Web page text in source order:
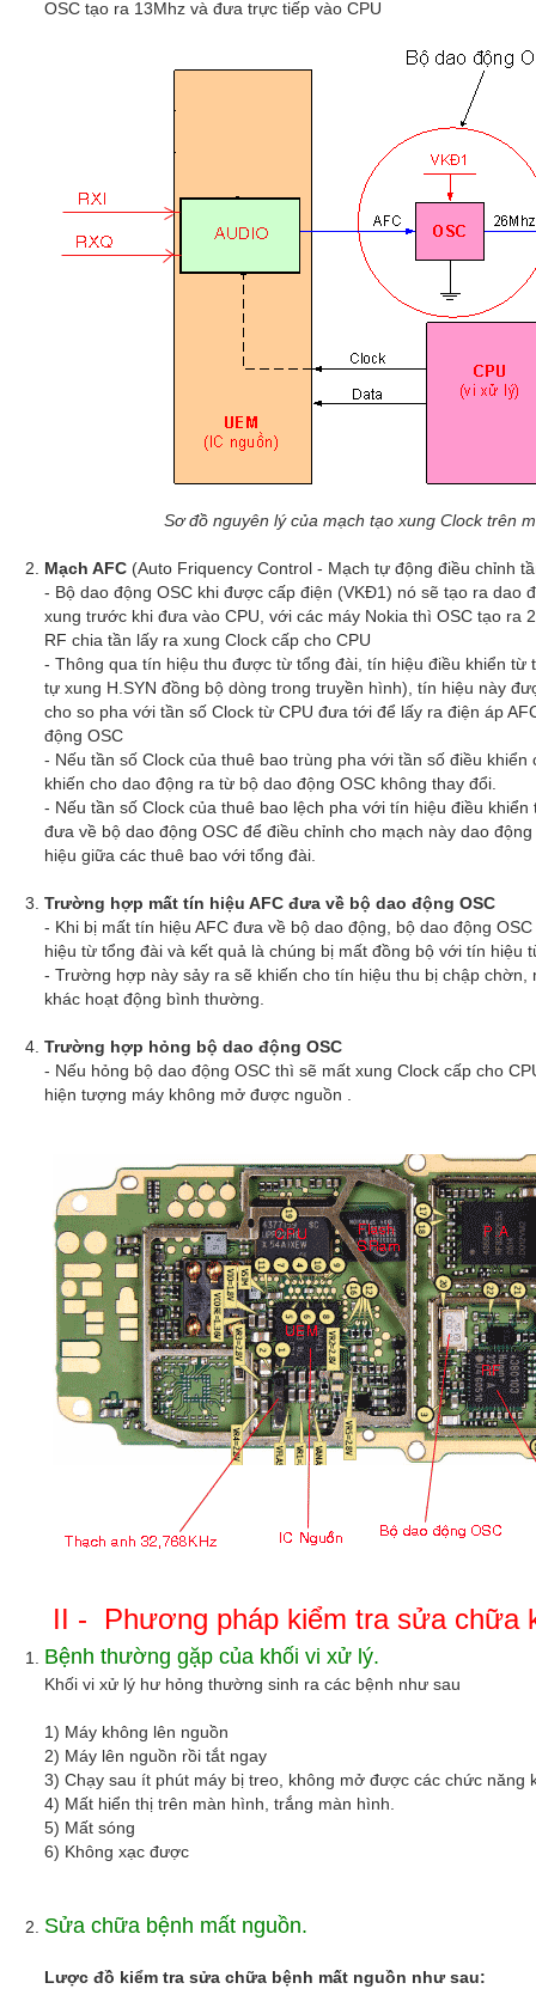
OSC tạo ra 13Mhz và đưa trực tiếp vào CPU
Sơ đồ nguyên lý của mạch tạo xung Clock trên
Mạch AFC (Auto Friquency Control - Mạch tự động điều chỉnh
- Bộ dao động OSC khi được cấp điện (VKĐ1) nó sẽ tạo ra dao
xung trước khi đưa vào CPU, với các máy Nokia thì OSC tạo ra
RF chia tần lấy ra xung Clock cấp cho CPU
- Thông qua tín hiệu thu được từ tổng đài, tín hiệu điều khiển
tự xung H.SYN đồng bộ dòng trong truyền hình), tín hiệu này
cho so pha với tần số Clock từ CPU đưa tới để lấy ra điện áp
động OSC
- Nếu tần số Clock của thuê bao trùng pha với tần số điều
khiến cho dao động ra từ bộ dao động OSC không thay đổi.
- Nếu tần số Clock của thuê bao lệch pha với tín hiệu điều
đưa về bộ dao động OSC để điều chỉnh cho mạch này dao
hiệu giữa các thuê bao với tổng đài.
Trường hợp mất tín hiệu AFC đưa về bộ dao động OSC
- Khi bị mất tín hiệu AFC đưa về bộ dao động, bộ dao động
hiệu từ tổng đài và kết quả là chúng bị mất đồng bộ với tín hiệu
- Trường hợp này sảy ra sẽ khiến cho tín hiệu thu bị chập
khác hoạt động bình thường.
Trường hợp hỏng bộ dao động OSC
- Nếu hỏng bộ dao động OSC thì sẽ mất xung Clock cấp cho
hiện tượng máy không mở được nguồn .
II - Phương pháp kiểm tra sửa chữa
Bệnh thường gặp của khối vi xử lý.
Khối vi xử lý hư hỏng thường sinh ra các bệnh như sau
1) Máy không lên nguồn
2) Máy lên nguồn rồi tắt ngay
3) Chạy sau ít phút máy bị treo, không mở được các chức năng
4) Mất hiển thị trên màn hình, trắng màn hình.
5) Mất sóng
6) Không xạc được
Sửa chữa bệnh mất nguồn.
Lược đồ kiểm tra sửa chữa bệnh mất nguồn như sau: